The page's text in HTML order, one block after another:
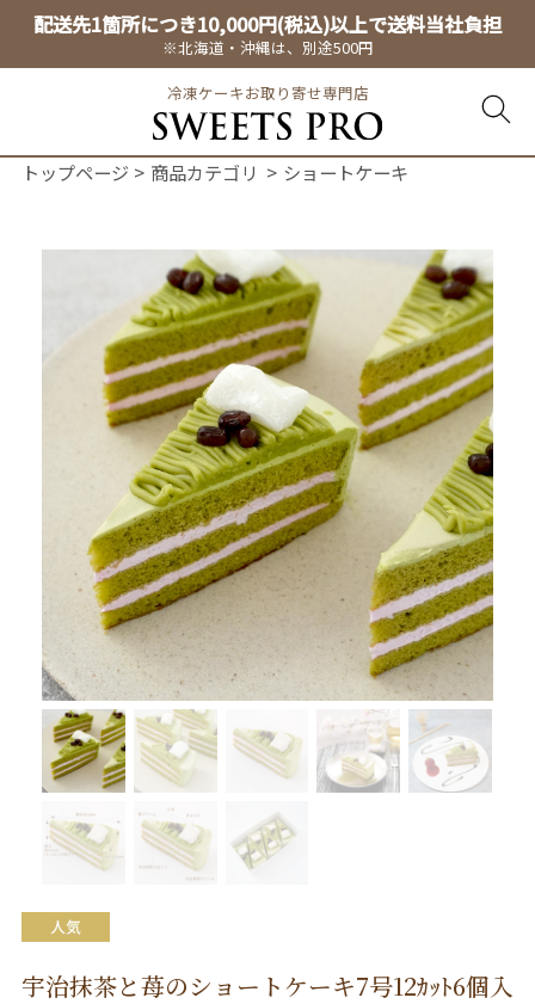
配送先1箇所につき10,000円(税込)以上で送料当社負担
※北海道・沖縄は、別途500円
冷凍ケーキお取り寄せ専門店
トップページ 商品カテゴリ ショートケーキ
宇治抹茶と苺のショートケーキ7号12ｶｯﾄ6個入